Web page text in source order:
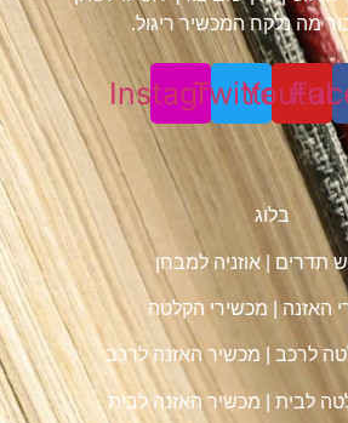
מה נלקח המכשיר ריגול.
Twitter
Instagram
בלוג
תדרים |אוזניה למבחן
האזנה| מכשירי הקלטה
לרכב מכשיר האזנה לרכב
לבית מכשיר האזנה לבית